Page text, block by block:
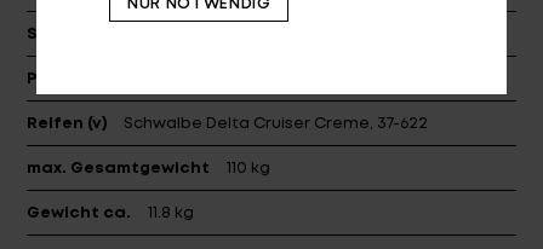
Sattelstütze
Pedale
Reifen (v) Schwalbe Delta Cruiser Creme, 37-622
max. Gesamtgewicht 110 kg
Gewicht ca. 11.8 kg
NUR NOTWENDIG